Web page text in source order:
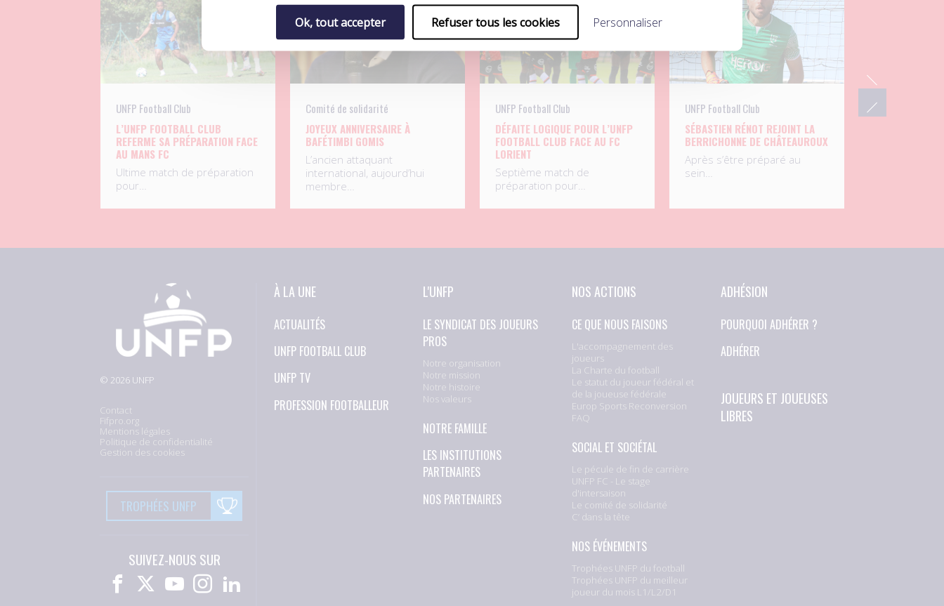
Ok, tout accepter Refuser tous les cookies Personnaliser
UNFP Football Club
L’UNFP FOOTBALL CLUB
REFERME SA PRÉPARATION FACE
AU MANS FC
Ultime match de préparation
pour…
Comité de solidarité
JOYEUX ANNIVERSAIRE À
BAFÉTIMBI GOMIS
L’ancien attaquant
international, aujourd’hui
membre…
UNFP Football Club
DÉFAITE LOGIQUE POUR L’UNFP
FOOTBALL CLUB FACE AU FC
LORIENT
Septième match de
préparation pour…
UNFP Football Club
SÉBASTIEN RÉNOT REJOINT LA
BERRICHONNE DE CHÂTEAUROUX
Après s’être préparé au
sein…
© 2026 UNFP
Contact
Fifpro.org
Mentions légales
Politique de confidentialité
Gestion des cookies
TROPHÉES UNFP
SUIVEZ-NOUS SUR
À LA UNE
ACTUALITÉS
UNFP FOOTBALL CLUB
UNFP TV
PROFESSION FOOTBALLEUR
L'UNFP
LE SYNDICAT DES JOUEURS
PROS
Notre organisation
Notre mission
Notre histoire
Nos valeurs
NOTRE FAMILLE
LES INSTITUTIONS
PARTENAIRES
NOS PARTENAIRES
NOS ACTIONS
CE QUE NOUS FAISONS
L'accompagnement des
joueurs
La Charte du football
Le statut du joueur fédéral et
de la joueuse fédérale
Europ Sports Reconversion
FAQ
SOCIAL ET SOCIÉTAL
Le pécule de fin de carrière
UNFP FC - Le stage
d'intersaison
Le comité de solidarité
C’ dans la tête
NOS ÉVÉNEMENTS
Trophées UNFP du football
Trophées UNFP du meilleur
joueur du mois L1/L2/D1
ADHÉSION
POURQUOI ADHÉRER ?
ADHÉRER
JOUEURS ET JOUEUSES
LIBRES